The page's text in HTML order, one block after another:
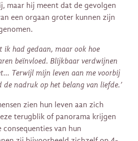
maar hij meent dat de gevolgen
een orgaan groter kunnen zijn
ik had gedaan, maar ook hoe
beïnvloed. Blijkbaar verdwijnen
Terwijl mijn leven aan me voorbij
nadruk op het belang van liefde.’
zien hun leven aan zich
terugblik of panorama krijgen
van hun